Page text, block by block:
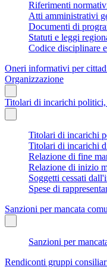
Riferimenti
Atti amministrativi
Documenti di
Statuti e leggi
Codice disciplinare
Oneri informativi per
Organizzazione
Titolari di incarichi
Titolari di incarichi
Titolari di incarichi
Relazione di fine
Relazione di inizio
Soggetti cessati
Spese di
Sanzioni per mancata
Sanzioni per
Rendiconti gruppi